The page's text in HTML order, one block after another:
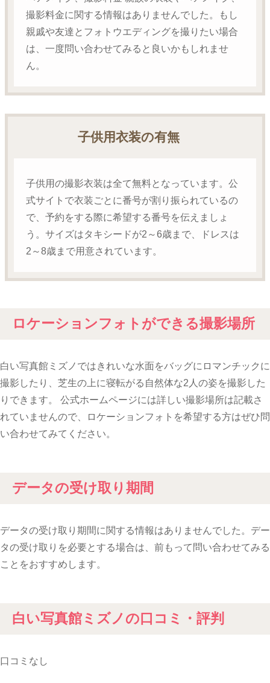
撮影料金に関する情報はありませんでした。もし
親戚や友達とフォトウエディングを撮りたい場合
は、一度問い合わせてみると良いかもしれませ
ん。
子供用衣装の有無
子供用の撮影衣装は全て無料となっています。公
式サイトで衣装ごとに番号が割り振られているの
で、予約をする際に希望する番号を伝えましょ
う。サイズはタキシードが2～6歳まで、ドレスは
2～8歳まで用意されています。
ロケーションフォトができる撮影場所
白い写真館ミズノではきれいな水面をバッグにロマンチックに
撮影したり、芝生の上に寝転がる自然体な2人の姿を撮影した
りできます。 公式ホームページには詳しい撮影場所は記載さ
れていませんので、ロケーションフォトを希望する方はぜひ問
い合わせてみてください。
データの受け取り期間
データの受け取り期間に関する情報はありませんでした。デー
タの受け取りを必要とする場合は、前もって問い合わせてみる
ことをおすすめします。
白い写真館ミズノの口コミ・評判
口コミなし